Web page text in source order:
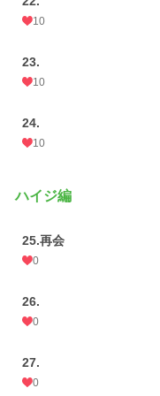
10
23.
10
24.
10
ハイジ編
25.再会
0
26.
0
27.
0